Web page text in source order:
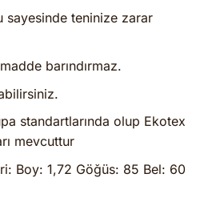
sayesinde teninize zarar
barındırmaz.
standartlarında olup Ekotex
mevcuttur
Boy: 1,72 Göğüs: 85 Bel: 60